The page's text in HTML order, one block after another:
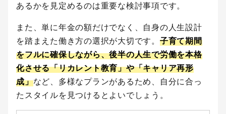
あるかを見定めるのは重要な検討事項です。
また、単に年金の額だけでなく、自身の人生設計
を踏まえた働き方の選択が大切です。 子育て期間
をフルに確保しながら、後半の人生で労働を本格
化させる「リカレント教育」や「キャリア再形
成」など、多様なプランがあるため、自分に合っ
たスタイルを見つけるとよいでしょう。